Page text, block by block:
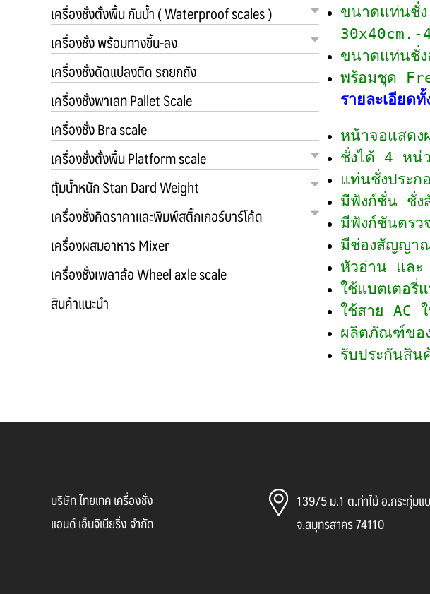
เครื่องชั่งตั้งพื้น กันน้ำ ( Waterproof scales )
เครื่องชั่ง พร้อมทางขึ้น-ลง
เครื่องชั่งดัดแปลงติด รถยกถัง
เครื่องชั่งพาเลท Pallet Scale
เครื่องชั่ง Bra scale
เครื่องชั่งตั้งพื้น Platform scale
ตุ้มน้ำหนัก Stan Dard Weight
เครื่องชั่งคิดราคาและพิมพ์สติ๊กเกอร์บาร์โค้ด
เครื่องผสมอาหาร Mixer
เครื่องชั่งเพลาล้อ Wheel axle scale
สินค้าแนะนำ
ขนาดแท่นชั่ง
30x40cm.-
ขนาดแท่นชั่ง
พร้อมชุด
รายละเอียด
หน้าจอแสด
ชั่งได้ 4 ห
แท่นชั่งประ
มีฟังก์ชั่น ชั่
มีฟังก์ชันตร
มีช่องสัญญา
หัวอ่าน และ
ใช้แบตเตอ
ใช้สาย AC
ผลิตภัณฑ์ขอ
รับประกันสิ
บริษัท ไทยเทค เครื่องชั่ง
แอนด์ เอ็นจิเนียริ่ง จำกัด
139/5 ม.1 ต.ท่าไม้ อ.กระทุ่มแ
จ.สมุทรสาคร 74110